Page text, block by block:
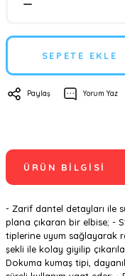
SEPETE EKLE
Paylaş Yorum Yaz
ÜRÜN BILGISI
- Zarif dantel detayları ile
plana çıkaran bir elbise; -
tiplerine uyum sağlayarak
şekli ile kolay giyilip
Dokuma kumaş tipi,